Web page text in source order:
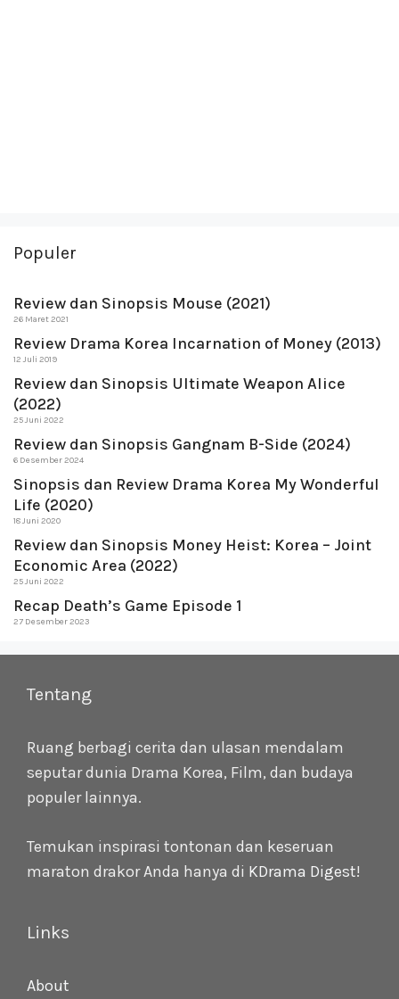
Populer
Review dan Sinopsis Mouse (2021)
26 Maret 2021
Review Drama Korea Incarnation of Money (2013)
12 Juli 2019
Review dan Sinopsis Ultimate Weapon Alice
(2022)
25 Juni 2022
Review dan Sinopsis Gangnam B-Side (2024)
6 Desember 2024
Sinopsis dan Review Drama Korea My Wonderful
Life (2020)
18 Juni 2020
Review dan Sinopsis Money Heist: Korea – Joint
Economic Area (2022)
25 Juni 2022
Recap Death’s Game Episode 1
27 Desember 2023
Tentang
Ruang berbagi cerita dan ulasan mendalam
seputar dunia Drama Korea, Film, dan budaya
populer lainnya.
Temukan inspirasi tontonan dan keseruan
maraton drakor Anda hanya di KDrama Digest!
Links
About